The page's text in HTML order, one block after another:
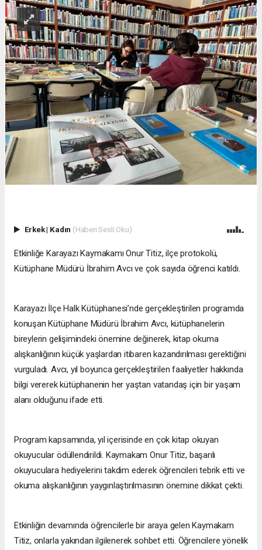
Erkek| Kadın (Haberi Sesli Oku)
Etkinliğe Karayazı Kaymakamı Onur Titiz, ilçe protokolü,
Kütüphane Müdürü İbrahim Avcı ve çok sayıda öğrenci katıldı.
Karayazı İlçe Halk Kütüphanesi’nde gerçekleştirilen programda
konuşan Kütüphane Müdürü İbrahim Avcı, kütüphanelerin
bireylerin gelişimindeki önemine değinerek, kitap okuma
alışkanlığının küçük yaşlardan itibaren kazandırılması gerektiğini
vurguladı. Avcı, yıl boyunca gerçekleştirilen faaliyetler hakkında
bilgi vererek kütüphanenin her yaştan vatandaş için bir yaşam
alanı olduğunu ifade etti.
Program kapsamında, yıl içerisinde en çok kitap okuyan
okuyucular ödüllendirildi. Kaymakam Onur Titiz, başarılı
okuyuculara hediyelerini takdim ederek öğrencileri tebrik etti ve
okuma alışkanlığının yaygınlaştırılmasının önemine dikkat çekti.
Etkinliğin devamında öğrencilerle bir araya gelen Kaymakam
Titiz, onlarla yakından ilgilenerek sohbet etti. Öğrencilere yönelik